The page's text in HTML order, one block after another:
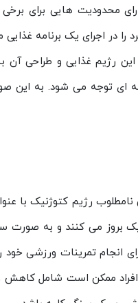
محدودیت هایی برای
در اجرای یک برنامه
این رژیم غذایی و
ای توجه می شود. به این
رژیم کتوژنیک با
بروز می کنند و به صورت
انجام تمرینات ورزشی خود
ممکن است شامل کاهش